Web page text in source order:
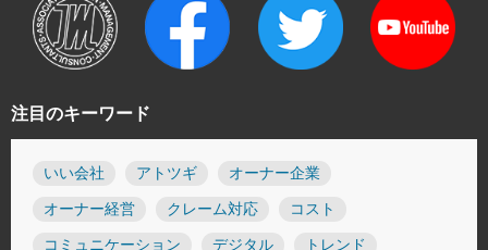
注目のキーワード
いい会社 アトツギ オーナー企業
オーナー経営 クレーム対応 コスト
コミュニケーション デジタル トレンド